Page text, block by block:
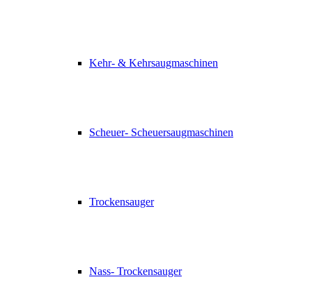
Kehr- & Kehrsaugmaschinen
Scheuer- Scheuersaugmaschinen
Trockensauger
Nass- Trockensauger